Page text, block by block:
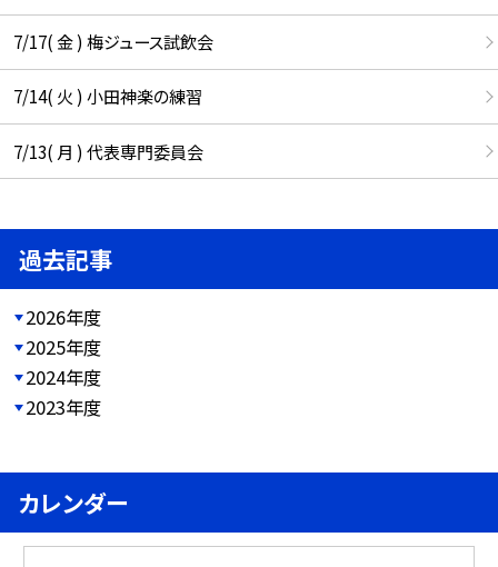
7/17( 金 ) 梅ジュース試飲会
7/14( 火 ) 小田神楽の練習
7/13( 月 ) 代表専門委員会
過去記事
2026年度
2025年度
2024年度
2023年度
カレンダー